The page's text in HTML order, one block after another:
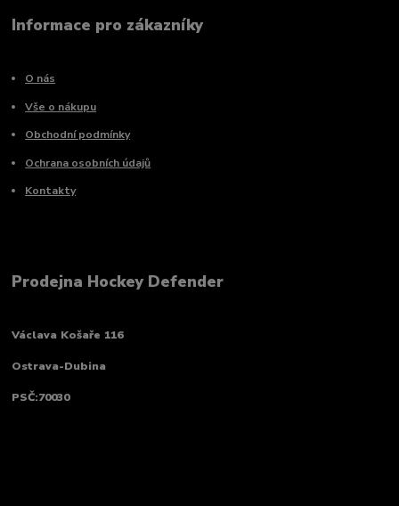
Informace pro zákazníky
O nás
Vše o nákupu
Obchodní podmínky
Ochrana osobních údajů
Kontakty
Prodejna Hockey Defender
Václava Košaře 116
Ostrava-Dubina
PSČ:70030